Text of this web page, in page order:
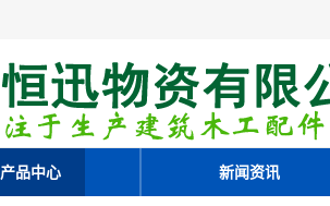
产品中心 新闻资讯